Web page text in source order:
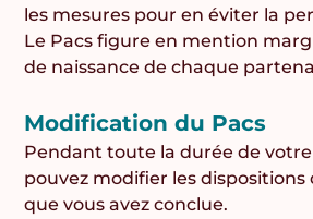
les mesures pour en éviter la
Le Pacs figure en mention
de naissance de chaque
Modification du Pacs
Pendant toute la durée de votre
pouvez modifier les dispositions
que vous avez conclue.